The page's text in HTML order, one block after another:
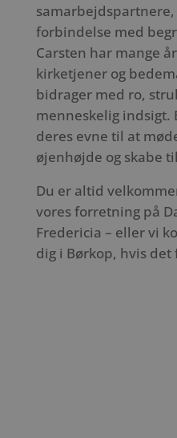
forbindelse med
Carsten har mange
kirketjener og
bidrager med ro,
menneskelig indsigt.
deres evne til at
øjenhøjde og skabe
Du er altid
vores forretning på
Fredericia – eller vi
dig i Børkop, hvis det